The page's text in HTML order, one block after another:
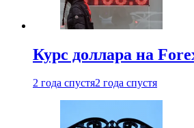
Курс доллара на
2 года спустя2 года спустя